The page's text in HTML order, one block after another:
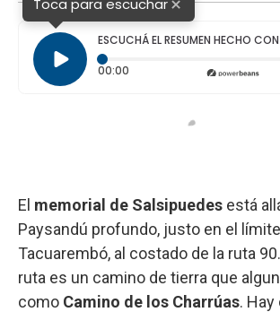
Toca para escuchar
ESCUCHÁ EL RESUMEN HECHO
00:00 Tiempo transcurrido: 0
El memorial de Salsipuedes está
Paysandú profundo, justo en el
Tacuarembó, al costado de la ruta
ruta es un camino de tierra que
como Camino de los Charrúas.